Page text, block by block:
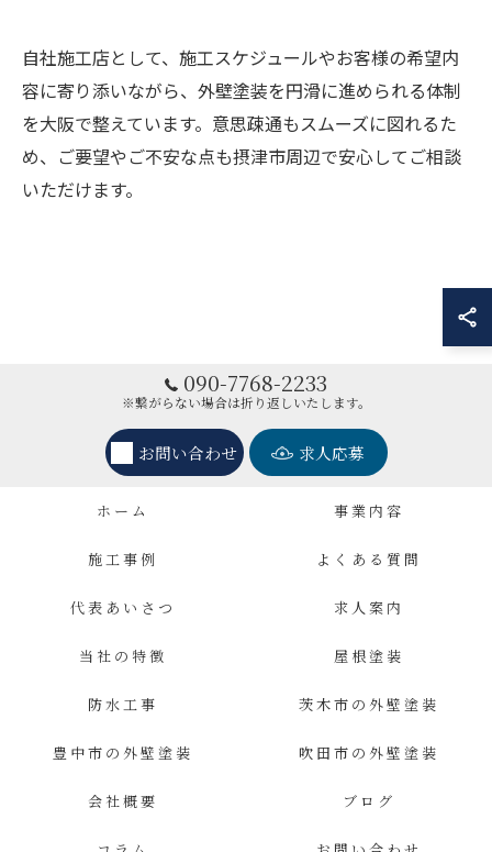
自社施工店として、施工スケジュールやお客様の希望内
容に寄り添いながら、外壁塗装を円滑に進められる体制
を大阪で整えています。意思疎通もスムーズに図れるた
め、ご要望やご不安な点も摂津市周辺で安心してご相談
いただけます。
090-7768-2233
※繋がらない場合は折り返しいたします。
お問い合わせ 求人応募
ホーム 事業内容
施工事例 よくある質問
代表あいさつ 求人案内
当社の特徴 屋根塗装
防水工事 茨木市の外壁塗装
豊中市の外壁塗装 吹田市の外壁塗装
会社概要 ブログ